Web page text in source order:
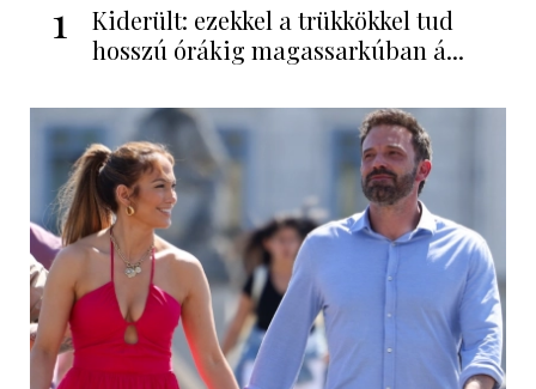
1
Kiderült: ezekkel a trükkökkel tud
hosszú órákig magassarkúban á...